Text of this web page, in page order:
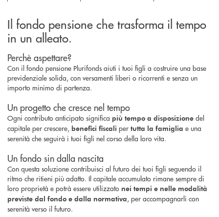
Il fondo pensione che trasforma il tempo
in un alleato.
Perchè aspettare?
Con il fondo pensione Plurifonds aiuti i tuoi figli a costruire una base
previdenziale solida, con versamenti liberi o ricorrenti e senza un
importo minimo di partenza.
Un progetto che cresce nel tempo
Ogni contributo anticipato significa più tempo a disposizione del
capitale per crescere, benefici fiscali per tutta la famiglia e una
serenità che seguirà i tuoi figli nel corso della loro vita.
Un fondo sin dalla nascita
Con questa soluzione contribuisci al futuro dei tuoi figli seguendo il
ritmo che ritieni più adatto. Il capitale accumulato rimane sempre di
loro proprietà e potrà essere utilizzato nei tempi e nelle modalità
previste dal fondo e dalla normativa, per accompagnarli con
serenità verso il futuro.